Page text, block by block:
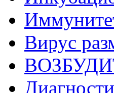
Вирус